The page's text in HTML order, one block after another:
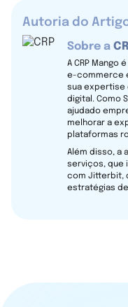
Autoria do
Sobre a
A CRP Mango
e-commerce
sua expertise
digital. Como
ajudado
melhorar a
plataformas
Além disso, a
serviços, que
com Jitterbit,
estratégias